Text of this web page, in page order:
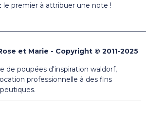
le premier à attribuer une note !
et Marie - Copyright © 2011-2025
de poupées d'inspiration waldorf,
professionnelle à des fins